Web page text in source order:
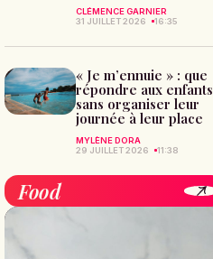
CLÉMENCE GARNIER
31 JUILLET 2026
16:35
« Je m’ennuie » : que
répondre aux enfants
sans organiser leur
journée à leur place
MYLÈNE DORA
29 JUILLET 2026
11:38
Food